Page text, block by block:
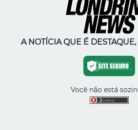
A NOTÍCIA QUE É
Você não está